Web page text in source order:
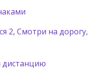
2, Смотри на дорогу,